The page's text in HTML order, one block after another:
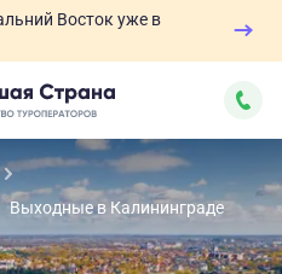
Восток уже в
Выходные в Калининграде